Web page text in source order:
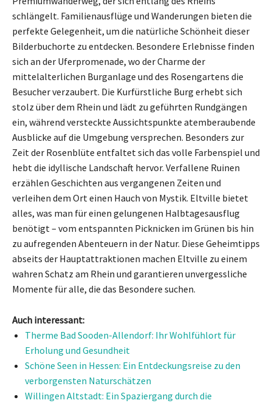
schlängelt. Familienausflüge und Wanderungen bieten die
perfekte Gelegenheit, um die natürliche Schönheit dieser
Bilderbuchorte zu entdecken. Besondere Erlebnisse finden
sich an der Uferpromenade, wo der Charme der
mittelalterlichen Burganlage und des Rosengartens die
Besucher verzaubert. Die Kurfürstliche Burg erhebt sich
stolz über dem Rhein und lädt zu geführten Rundgängen
ein, während versteckte Aussichtspunkte atemberaubende
Ausblicke auf die Umgebung versprechen. Besonders zur
Zeit der Rosenblüte entfaltet sich das volle Farbenspiel und
hebt die idyllische Landschaft hervor. Verfallene Ruinen
erzählen Geschichten aus vergangenen Zeiten und
verleihen dem Ort einen Hauch von Mystik. Eltville bietet
alles, was man für einen gelungenen Halbtagesausflug
benötigt – vom entspannten Picknicken im Grünen bis hin
zu aufregenden Abenteuern in der Natur. Diese Geheimtipps
abseits der Hauptattraktionen machen Eltville zu einem
wahren Schatz am Rhein und garantieren unvergessliche
Momente für alle, die das Besondere suchen.
Auch interessant:
Therme Bad Sooden-Allendorf: Ihr Wohlfühlort für
Erholung und Gesundheit
Schöne Seen in Hessen: Ein Entdeckungsreise zu den
verborgensten Naturschätzen
Willingen Altstadt: Ein Spaziergang durch die